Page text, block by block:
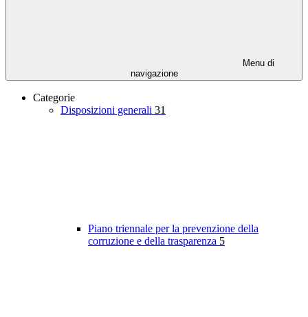
Menu di
navigazione
Categorie
Disposizioni generali 31
Piano triennale per la prevenzione della
corruzione e della trasparenza 5